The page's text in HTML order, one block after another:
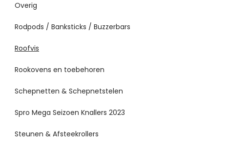
Overig
Rodpods / Banksticks / Buzzerbars
Roofvis
Rookovens en toebehoren
Schepnetten & Schepnetstelen
Spro Mega Seizoen Knallers 2023
Steunen & Afsteekrollers